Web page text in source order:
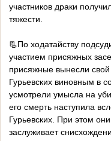
участников драки
тяжести.
📃По ходатайству
участием присяжных
присяжные вынесли
Гурьевских виновным в
усмотрели умысла на
его смерть наступила
Гурьевских. При этом
заслуживает